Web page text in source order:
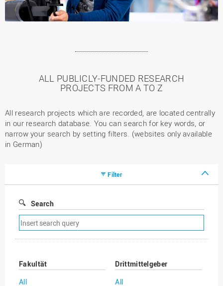
ALL PUBLICLY-FUNDED RESEARCH
PROJECTS FROM A TO Z
All research projects which are recorded, are located centrally
in our research database. You can search for key words, or
narrow your search by setting filters. (websites only available
in German)
Filter
Search
Remove
search
filter
Fakultät
All
Drittmittelgeber
All